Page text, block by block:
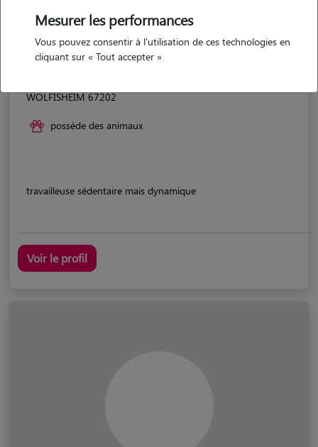
WOLFISHEIM 67202
possède des animaux
travailleuse sédentaire mais dynamique
Voir le profil
Mesurer les performances
Vous pouvez consentir à l'utilisation de ces technologies en
cliquant sur « Tout accepter »